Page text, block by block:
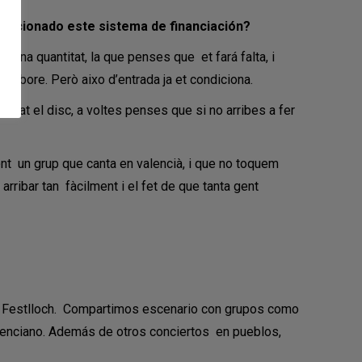
este sistema de financiación?
una quantitat, la que penses que et fará falta, i
Però aixo d’entrada ja et condiciona.
el disc, a voltes penses que si no arribes a fer
un grup que canta en valencià, i que no toquem
tan fàcilment i el fet de que tanta gent
Compartimos escenario con grupos como
Además de otros conciertos en pueblos,